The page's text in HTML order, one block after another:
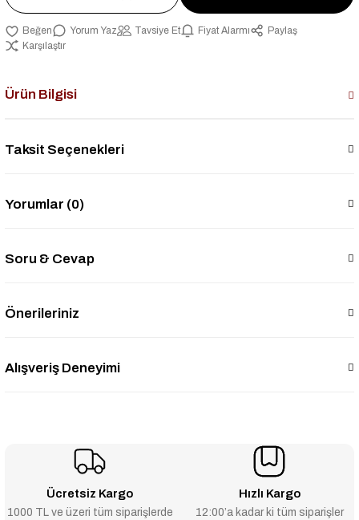
Yorum Yaz Tavsiye Et Fiyat Alarmı
Paylaş
Karşılaştır
Ürün Bilgisi
Taksit Seçenekleri
Yorumlar (0)
Soru & Cevap
Önerileriniz
Alışveriş Deneyimi
Ücretsiz Kargo
1000 TL ve üzeri tüm siparişlerde
Hızlı Kargo
12:00’a kadar ki tüm siparişler